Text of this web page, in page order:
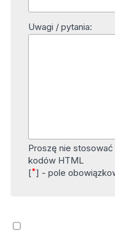
Uwagi / pytania:
Proszę nie stosować
kodów HTML
[*] - pole